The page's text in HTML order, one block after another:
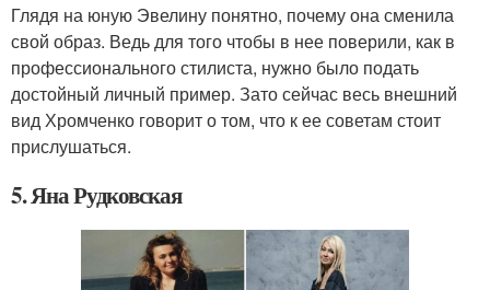
Глядя на юную Эвелину понятно, почему она сменила
свой образ. Ведь для того чтобы в нее поверили, как в
профессионального стилиста, нужно было подать
достойный личный пример. Зато сейчас весь внешний
вид Хромченко говорит о том, что к ее советам стоит
прислушаться.
5. Яна Рудковская